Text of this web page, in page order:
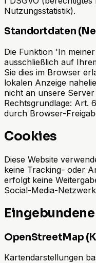
Nutzungsstatistik).
Standortdaten
Die Funktion 'In
ausschließlich auf
Sie dies im Browser
lokalen Anzeige
nicht an unsere
Rechtsgrundlage: Art.
durch Browser-
Cookies
Diese Website
keine Tracking- oder
erfolgt keine
Social-Media-
OpenStreetMap
Kartendarstellungen